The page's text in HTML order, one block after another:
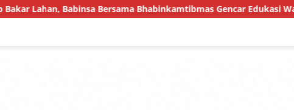
Bhabinkamtibmas Gencar Edukasi Warga TMMD Ke-